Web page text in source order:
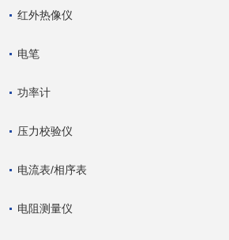
红外热像仪
电笔
功率计
压力校验仪
电流表/相序表
电阻测量仪